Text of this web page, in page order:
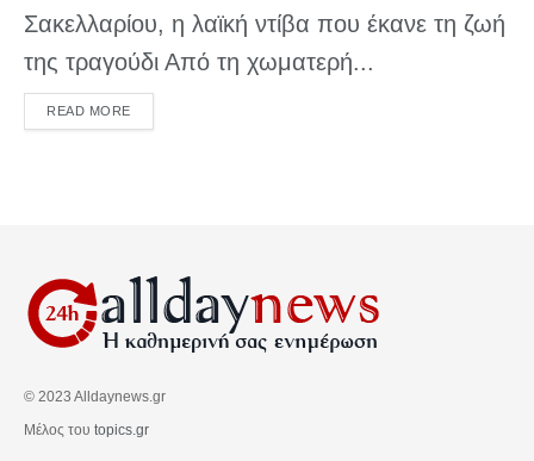
Σακελλαρίου, η λαϊκή ντίβα που έκανε τη ζωή
της τραγούδι Από τη χωματερή...
READ MOREDETAILS
© 2023 Alldaynews.gr
Μέλος του topics.gr